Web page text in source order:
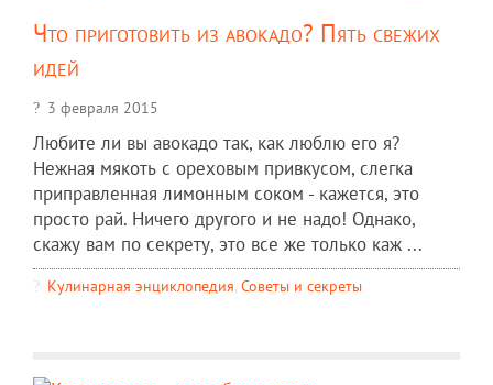
Что приготовить из авокадо? Пять свежих
идей
3 февраля 2015
Любите ли вы авокадо так, как люблю его я?
Нежная мякоть с ореховым привкусом, слегка
приправленная лимонным соком - кажется, это
просто рай. Ничего другого и не надо! Однако,
скажу вам по секрету, это все же только каж ...
Кулинарная энциклопедия, Советы и секреты